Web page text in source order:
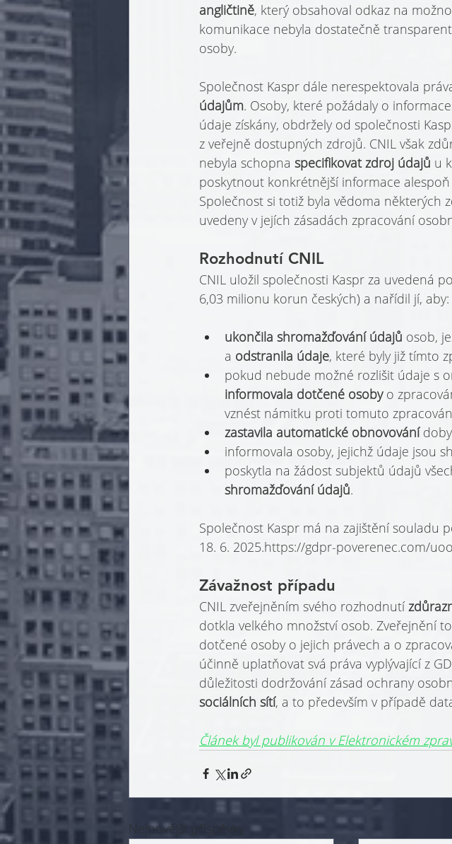
angličtině, který obsahoval odkaz na
komunikace nebyla dostatečně
osoby.
Společnost Kaspr dále nerespektovala
údajům. Osoby, které požádaly o
údaje získány, obdržely od společnosti
z veřejně dostupných zdrojů. CNIL však
nebyla schopna specifikovat zdroj údajů u
poskytnout konkrétnější informace
Společnost si totiž byla vědoma některých
uvedeny v jejích zásadách zpracování
Rozhodnutí CNIL
CNIL uložil společnosti Kaspr za uvedená
6,03 milionu korun českých) a nařídil jí, aby:
ukončila shromažďování údajů osob,
a odstranila údaje, které byly již tímto
pokud nebude možné rozlišit údaje s
informovala dotčené osoby o
vznést námitku proti tomuto
zastavila automatické obnovování doby
informovala osoby, jejichž údaje jsou
poskytla na žádost subjektů údajů
shromažďování údajů.
Společnost Kaspr má na zajištění souladu
18. 6. 2025.https://gdpr-poverenec.com/
Závažnost případu
CNIL zveřejněním svého rozhodnutí
dotkla velkého množství osob. Zveřejnění
dotčené osoby o jejich právech a o
účinně uplatňovat svá práva vyplývající z
důležitosti dodržování zásad ochrany
sociálních sítí, a to především v případě
Článek byl publikován v Elektronickém
Nejnovější příspěvky